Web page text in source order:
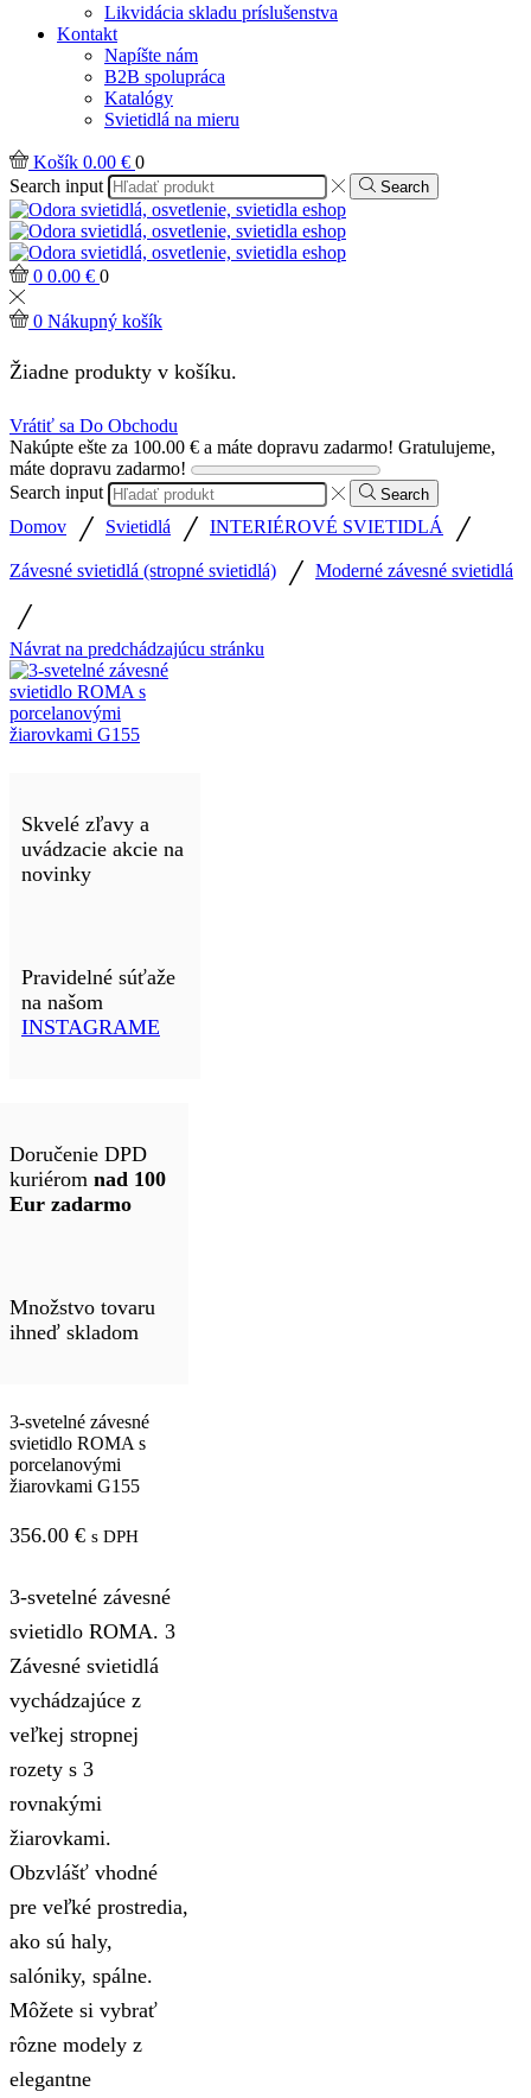
Likvidácia skladu príslušenstva
Kontakt
Napíšte nám
B2B spolupráca
Katalógy
Svietidlá na mieru
Košík 0.00 € 0
Search input
Search
0 0.00 € 0
0 Nákupný košík
Žiadne produkty v košíku.
Vrátiť sa Do Obchodu
Nakúpte ešte za 100.00 € a máte dopravu zadarmo! Gratulujeme,
máte dopravu zadarmo!
Search input
Search
Domov / Svietidlá / INTERIÉROVÉ SVIETIDLÁ /
Závesné svietidlá (stropné svietidlá) / Moderné závesné svietidlá
/
Návrat na predchádzajúcu stránku
Skvelé zľavy a
uvádzacie akcie na
novinky
Pravidelné súťaže
na našom
INSTAGRAME
Doručenie DPD
kuriérom nad 100
Eur zadarmo
Množstvo tovaru
ihneď skladom
3-svetelné závesné
svietidlo ROMA s
porcelanovými
žiarovkami G155
356.00 € s DPH
3-svetelné závesné
svietidlo ROMA. 3
Závesné svietidlá
vychádzajúce z
veľkej stropnej
rozety s 3
rovnakými
žiarovkami.
Obzvlášť vhodné
pre veľké prostredia,
ako sú haly,
salóniky, spálne.
Môžete si vybrať
rôzne modely z
elegantne